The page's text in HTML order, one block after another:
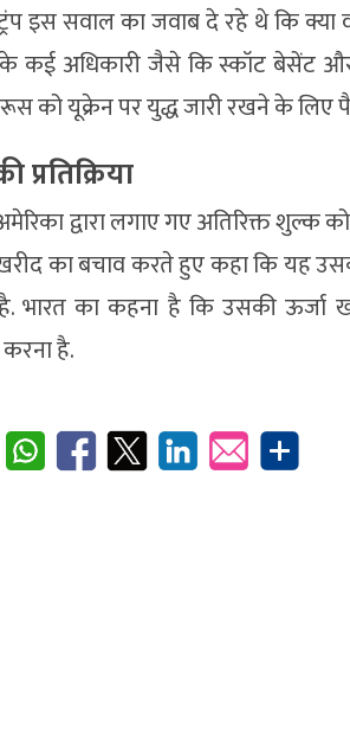
ट्रंप इस सवाल का जवाब दे रहे थे कि
के कई अधिकारी जैसे कि स्कॉट बेसेंट
को यूक्रेन पर युद्ध जारी रखने के लिए
प्रतिक्रिया
द्वारा लगाए गए अतिरिक्त
का बचाव करते हुए कहा कि यह
भारत का कहना है कि उसकी ऊर्जा
करना है.